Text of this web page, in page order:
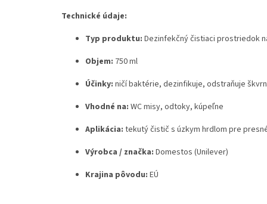
Technické údaje:
Typ produktu: Dezinfekčný čistiaci prostriedok
Objem: 750 ml
Účinky: ničí baktérie, dezinfikuje, odstraňuje
Vhodné na: WC misy, odtoky, kúpeľne
Aplikácia: tekutý čistič s úzkym hrdlom pre
Výrobca / značka: Domestos (Unilever)
Krajina pôvodu: EÚ